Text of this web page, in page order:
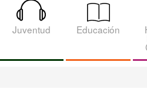
Juventud Educación